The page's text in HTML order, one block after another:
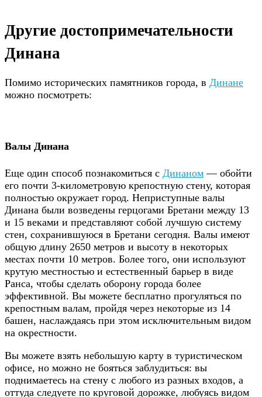
Другие достопримечательности
Динана
Помимо исторических памятников города, в Динане
можно посмотреть:
Валы Динана
Еще один способ познакомиться с Динаном — обойти
его почти 3-километровую крепостную стену, которая
полностью окружает город. Неприступные валы
Динана были возведены герцогами Бретани между 13
и 15 веками и представляют собой лучшую систему
стен, сохранившуюся в Бретани сегодня. Валы имеют
общую длину 2650 метров и высоту в некоторых
местах почти 10 метров. Более того, они используют
крутую местностью и естественный барьер в виде
Ранса, чтобы сделать оборону города более
эффективной. Вы можете бесплатно прогуляться по
крепостным валам, пройдя через некоторые из 14
башен, наслаждаясь при этом исключительным видом
на окрестности.
Вы можете взять небольшую карту в туристическом
офисе, но можно не бояться заблудиться: вы
поднимаетесь на стену с любого из разных входов, а
оттуда следуете по круговой дорожке, любуясь видом